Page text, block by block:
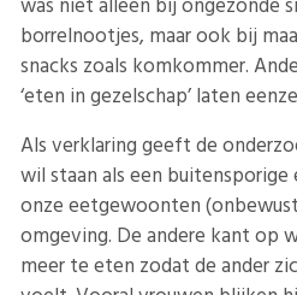
borrelnootjes, maar ook bij
snacks zoals komkommer.
‘eten in gezelschap’ laten
Als verklaring geeft de
wil staan als een buitensporige
onze eetgewoonten
omgeving. De andere kant op
meer te eten zodat de ander